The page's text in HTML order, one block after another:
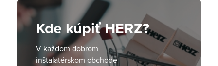
Kde kúpiť HERZ?
V každom dobrom
inštalatérskom obchode